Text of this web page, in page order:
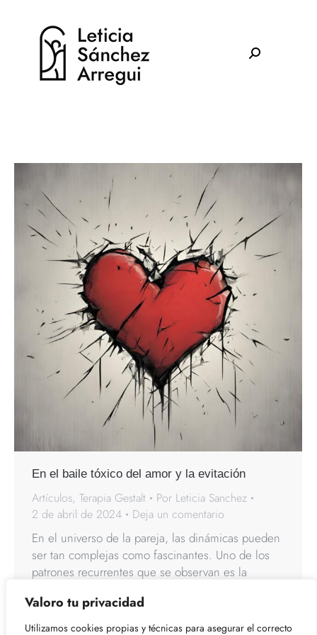
Valoro tu privacidad
Utilizamos cookies propias y técnicas para asegurar el correcto
Buscar:
En el baile tóxico del amor y la evitación
Artículos, Terapia Gestalt Por Leticia Sanchez
2 de abril de 2024
Deja un comentario
En el universo de la pareja, las dinámicas pueden
ser tan complejas como fascinantes. Uno de los
patrones recurrentes que se observan es la
a la evitación. Estos dos extremos, aparentemente
opuestos, a menudo se encuentran y entran en un